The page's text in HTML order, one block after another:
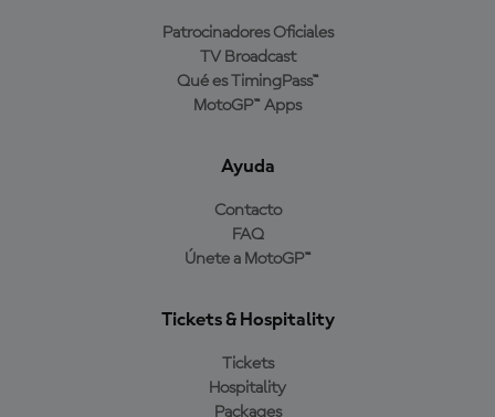
Patrocinadores Oficiales
TV Broadcast
Qué es TimingPass™
MotoGP™ Apps
Ayuda
Contacto
FAQ
Únete a MotoGP™
Tickets & Hospitality
Tickets
Hospitality
Packages